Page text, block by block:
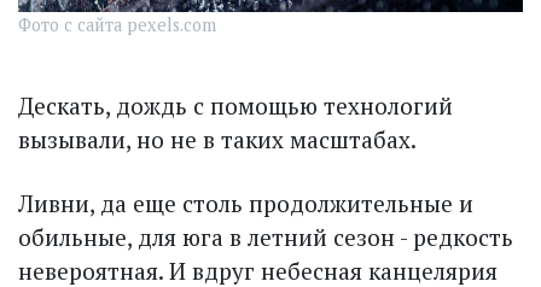
Фото с сайта pexels.com
Дескать, дождь с помощью технологий
вызывали, но не в таких масштабах.
Ливни, да еще столь продолжительные и
обильные, для юга в летний сезон - редкость
невероятная. И вдруг небесная канцелярия